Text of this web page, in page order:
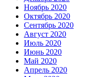
Ноябрь 2020
Октябрь 2020
Сентябрь 2020
Август 2020
Июль 2020
Июнь 2020
Май 2020
Апрель 2020